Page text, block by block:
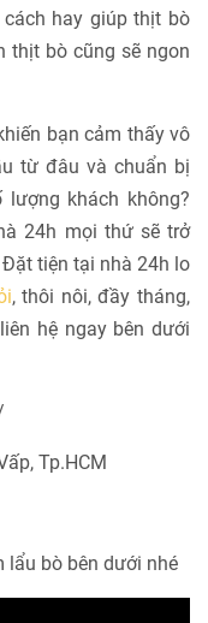
hay giúp thịt bò
thịt bò cũng sẽ ngon
bạn cảm thấy vô
từ đâu và chuẩn bị
khách không?
24h mọi thứ sẽ trở
tiện tại nhà 24h lo
, thôi nôi, đầy tháng,
hệ ngay bên dưới
Tp.HCM
lẩu bò bên dưới nhé